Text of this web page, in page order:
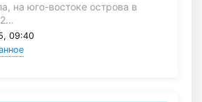
на юго-востоке острова в
09:40